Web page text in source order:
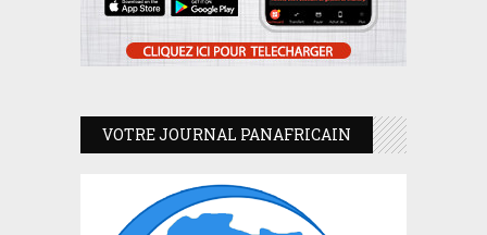
VOTRE JOURNAL PANAFRICAIN